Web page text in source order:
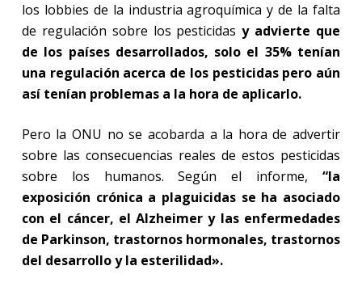
los lobbies de la industria agroquímica y de la falta
de regulación sobre los pesticidas y advierte que
de los países desarrollados, solo el 35% tenían
una regulación acerca de los pesticidas pero aún
así tenían problemas a la hora de aplicarlo.
Pero la ONU no se acobarda a la hora de advertir
sobre las consecuencias reales de estos pesticidas
sobre los humanos. Según el informe,“la
exposición crónica a plaguicidas se ha asociado
con el cáncer, el Alzheimer y las enfermedades
de Parkinson, trastornos hormonales, trastornos
del desarrollo y la esterilidad».